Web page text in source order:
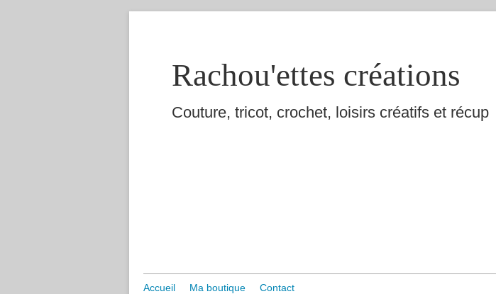
Rachou'ettes créations
Couture, tricot, crochet, loisirs créatifs et récup
Accueil Ma boutique Contact